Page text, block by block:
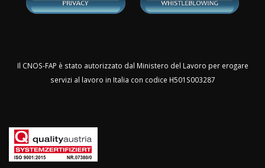
Il CNOS-FAP è stato autorizzato dal Ministero del Lavoro per erogare
servizi al lavoro in Italia con codice H501S003287